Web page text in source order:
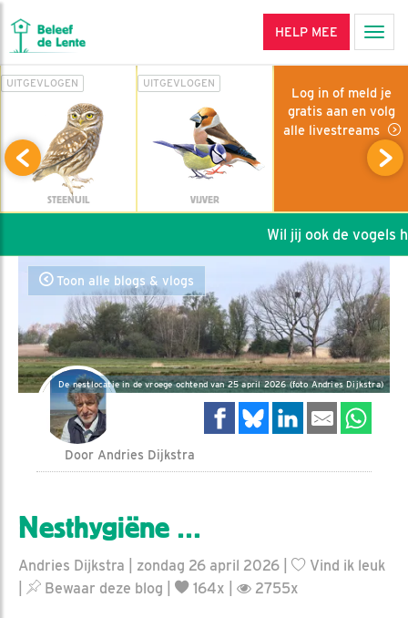
HELP MEE
UITGEVLOGEN
STEENUIL
UITGEVLOGEN
VIJVER
Log in of meld je
gratis aan en volg
alle livestreams
Wil jij ook de vogels
Toon alle blogs & vlogs
De nestlocatie in de vroege ochtend van 25 april 2026 (foto Andries Dijkstra)
Door Andries Dijkstra
Nesthygiëne …
Andries Dijkstra | zondag 26 april 2026 |
Vind ik leuk
Bewaar deze blog 164x | 2755x